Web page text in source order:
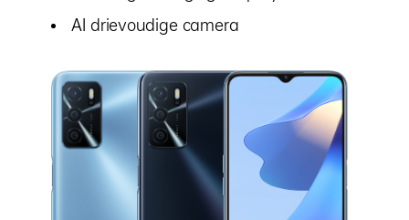
AI drievoudige camera